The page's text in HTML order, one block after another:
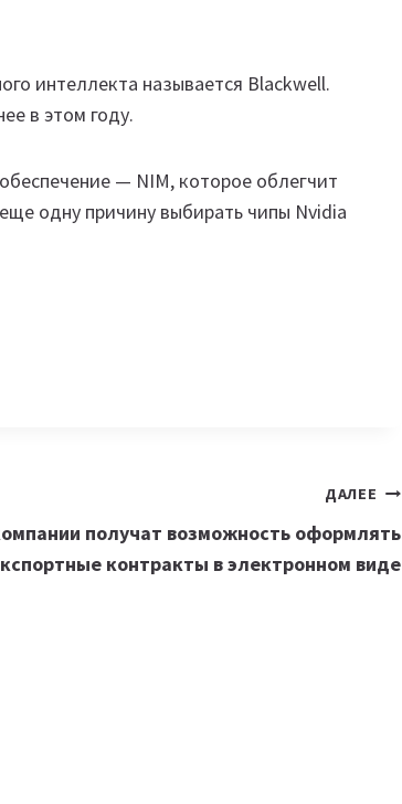
интеллекта называется Blackwell.
в этом году.
— NIM, которое облегчит
одну причину выбирать чипы Nvidia
ДАЛЕЕ
получат возможность оформлять
контракты в электронном виде